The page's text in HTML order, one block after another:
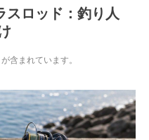
スロッド：釣り人
含まれています。